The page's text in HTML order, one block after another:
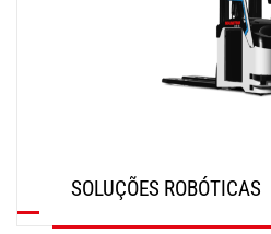
SOLUÇÕES ROBÓTICAS